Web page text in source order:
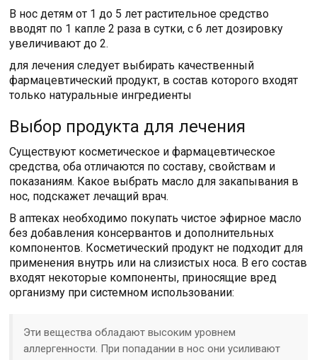
В нос детям от 1 до 5 лет растительное средство
вводят по 1 капле 2 раза в сутки, с 6 лет дозировку
увеличивают до 2.
для лечения следует выбирать качественный
фармацевтический продукт, в состав которого входят
только натуральные ингредиенты
Выбор продукта для лечения
Существуют косметическое и фармацевтическое
средства, оба отличаются по составу, свойствам и
показаниям. Какое выбрать масло для закапывания в
нос, подскажет лечащий врач.
В аптеках необходимо покупать чистое эфирное масло
без добавления консервантов и дополнительных
компонентов. Косметический продукт не подходит для
применения внутрь или на слизистых носа. В его состав
входят некоторые компоненты, приносящие вред
организму при системном использовании:
Эти вещества обладают высоким уровнем
аллергенности. При попадании в нос они усиливают